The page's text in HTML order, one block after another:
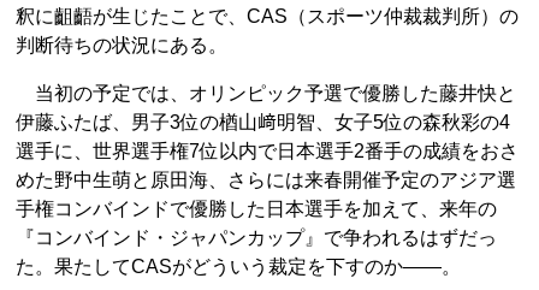
釈に齟齬が生じたことで、CAS（スポーツ仲裁裁判所）の
判断待ちの状況にある。
当初の予定では、オリンピック予選で優勝した藤井快と
伊藤ふたば、男子3位の楢山﨑明智、女子5位の森秋彩の4
選手に、世界選手権7位以内で日本選手2番手の成績をおさ
めた野中生萌と原田海、さらには来春開催予定のアジア選
手権コンバインドで優勝した日本選手を加えて、来年の
『コンバインド・ジャパンカップ』で争われるはずだっ
た。果たしてCASがどういう裁定を下すのか――。